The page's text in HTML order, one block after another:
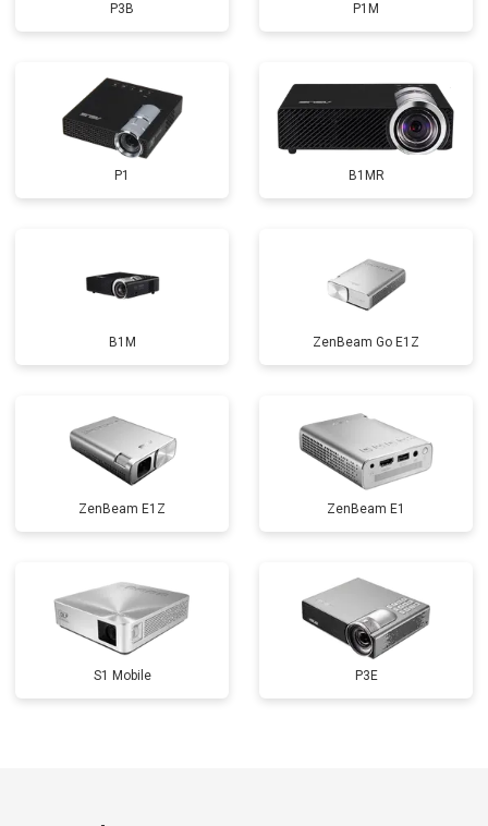
P3B P1M
P1 B1MR
B1M ZenBeam Go E1Z
ZenBeam E1Z ZenBeam E1
S1 Mobile P3E